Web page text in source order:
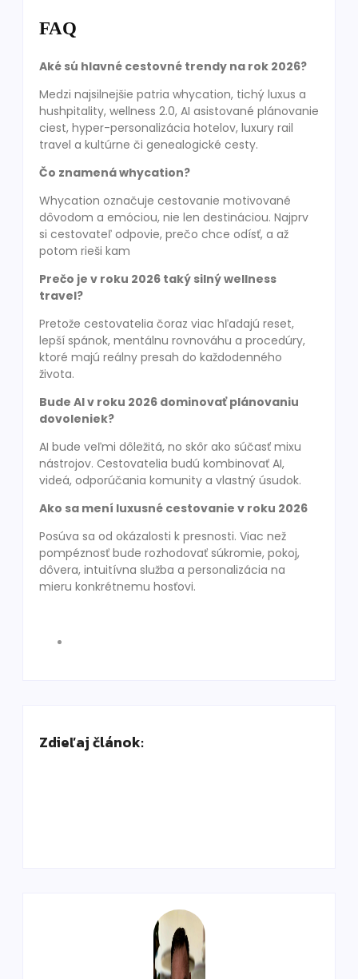
FAQ
Aké sú hlavné cestovné trendy na rok 2026?
Medzi najsilnejšie patria whycation, tichý luxus a
hushpitality, wellness 2.0, AI asistované plánovanie
ciest, hyper-personalizácia hotelov, luxury rail
travel a kultúrne či genealogické cesty.
Čo znamená whycation?
Whycation označuje cestovanie motivované
dôvodom a emóciou, nie len destináciou. Najprv
si cestovateľ odpovie, prečo chce odísť, a až
potom rieši kam
Prečo je v roku 2026 taký silný wellness
travel?
Pretože cestovatelia čoraz viac hľadajú reset,
lepší spánok, mentálnu rovnováhu a procedúry,
ktoré majú reálny presah do každodenného
života.
Bude AI v roku 2026 dominovať plánovaniu
dovoleniek?
AI bude veľmi dôležitá, no skôr ako súčasť mixu
nástrojov. Cestovatelia budú kombinovať AI,
videá, odporúčania komunity a vlastný úsudok.
Ako sa mení luxusné cestovanie v roku 2026
Posúva sa od okázalosti k presnosti. Viac než
pompéznosť bude rozhodovať súkromie, pokoj,
dôvera, intuitívna služba a personalizácia na
mieru konkrétnemu hosťovi.
Zdieľaj článok: